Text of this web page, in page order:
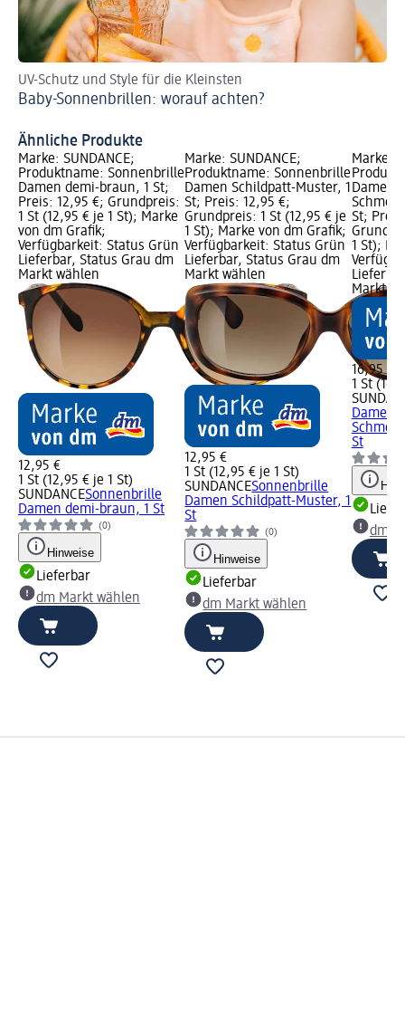
UV-Schutz und Style für die Kleinsten
Baby-Sonnenbrillen: worauf achten?
Ähnliche Produkte
Marke: SUNDANCE;
Produktname: Sonnenbrille
Damen demi-braun, 1 St;
Preis: 12,95 €; Grundpreis:
1 St (12,95 € je 1 St); Marke
von dm Grafik;
Verfügbarkeit: Status Grün
Lieferbar, Status Grau dm
Markt wählen
12,95 €
1 St (12,95 € je 1 St)
SUNDANCESonnenbrille
Damen demi-braun, 1 St
(0)
Hinweise
Lieferbar
dm Markt wählen
Marke: SUNDANCE;
Produktname: Sonnenbrille
Damen Schildpatt-Muster, 1
St; Preis: 12,95 €;
Grundpreis: 1 St (12,95 € je
1 St); Marke von dm Grafik;
Verfügbarkeit: Status Grün
Lieferbar, Status Grau dm
Markt wählen
12,95 €
1 St (12,95 € je 1 St)
SUNDANCESonnenbrille
Damen Schildpatt-Muster, 1
St
(0)
Hinweise
Lieferbar
dm Markt wählen
Marke:
Damen
St;
1 St);
Markt
16,95 €
1 St
Damen
St
dm